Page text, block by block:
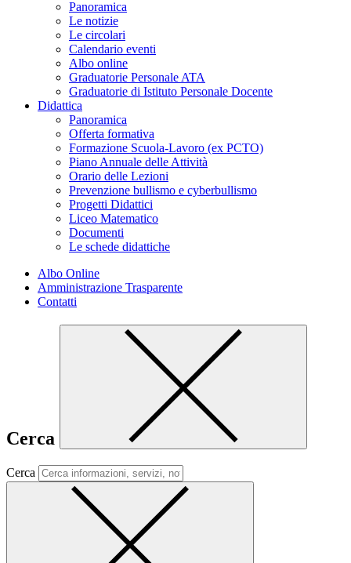
Panoramica
Le notizie
Le circolari
Calendario eventi
Albo online
Graduatorie Personale ATA
Graduatorie di Istituto Personale Docente
Didattica
Panoramica
Offerta formativa
Formazione Scuola-Lavoro (ex PCTO)
Piano Annuale delle Attività
Orario delle Lezioni
Prevenzione bullismo e cyberbullismo
Progetti Didattici
Liceo Matematico
Documenti
Le schede didattiche
Albo Online
Amministrazione Trasparente
Contatti
Cerca
Cerca